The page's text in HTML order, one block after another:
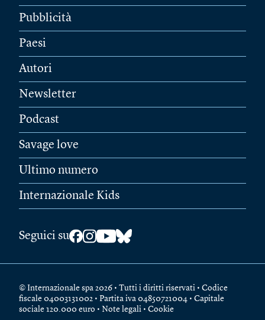
Pubblicità
Paesi
Autori
Newsletter
Podcast
Savage love
Ultimo numero
Internazionale Kids
Seguici su
© Internazionale spa 2026 • Tutti i diritti riservati • Codice
fiscale 04003131002 • Partita iva 04850721004 • Capitale
sociale 120.000 euro • Note legali • Cookie